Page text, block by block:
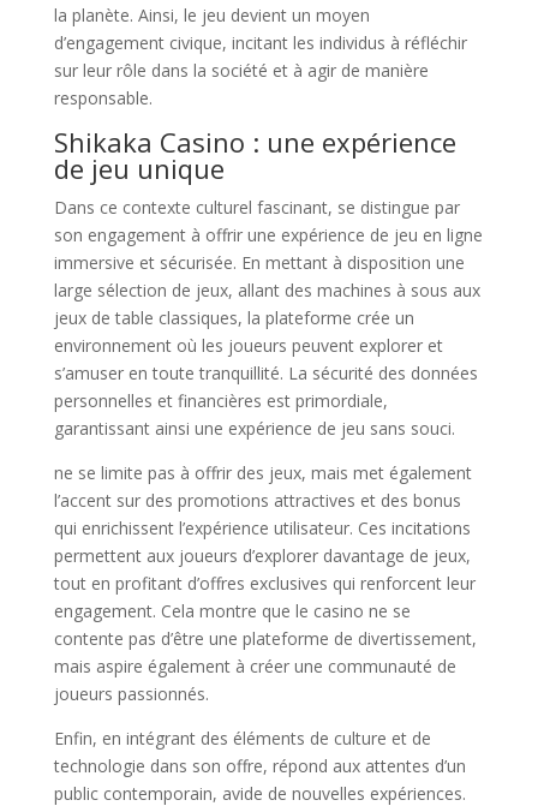
la planète. Ainsi, le jeu devient un moyen
d’engagement civique, incitant les individus à réfléchir
sur leur rôle dans la société et à agir de manière
responsable.
Shikaka Casino : une expérience
de jeu unique
Dans ce contexte culturel fascinant, se distingue par
son engagement à offrir une expérience de jeu en ligne
immersive et sécurisée. En mettant à disposition une
large sélection de jeux, allant des machines à sous aux
jeux de table classiques, la plateforme crée un
environnement où les joueurs peuvent explorer et
s’amuser en toute tranquillité. La sécurité des données
personnelles et financières est primordiale,
garantissant ainsi une expérience de jeu sans souci.
ne se limite pas à offrir des jeux, mais met également
l’accent sur des promotions attractives et des bonus
qui enrichissent l’expérience utilisateur. Ces incitations
permettent aux joueurs d’explorer davantage de jeux,
tout en profitant d’offres exclusives qui renforcent leur
engagement. Cela montre que le casino ne se
contente pas d’être une plateforme de divertissement,
mais aspire également à créer une communauté de
joueurs passionnés.
Enfin, en intégrant des éléments de culture et de
technologie dans son offre, répond aux attentes d’un
public contemporain, avide de nouvelles expériences.